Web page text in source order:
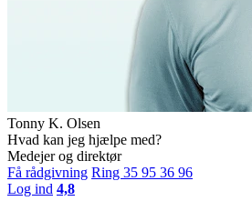
Tonny K. Olsen
Hvad kan jeg hjælpe med?
Medejer og direktør
Få rådgivning Ring 35 95 36 96
Log ind 4,8